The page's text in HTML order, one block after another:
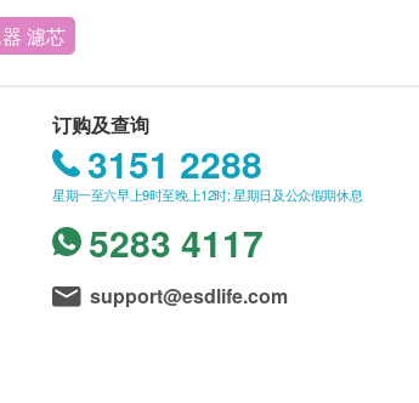
濾芯
订购及查询
3151 2288
星期一至六早上9时至晚上12时; 星期日及公众假期休息
5283 4117
support@esdlife.com